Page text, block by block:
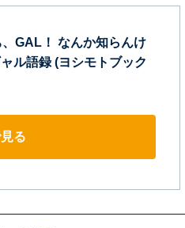
GAL！ なんか知らんけ
ル語録 (ヨシモトブック
る